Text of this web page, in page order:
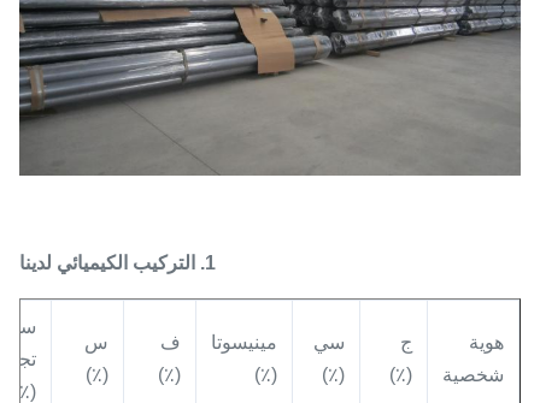
1. التركيب الكيميائي لدينا
هوية
شخصية
ج
(٪)
سي
(٪)
مينيسوتا
(٪)
ف
(٪)
س
(٪)
(٪)